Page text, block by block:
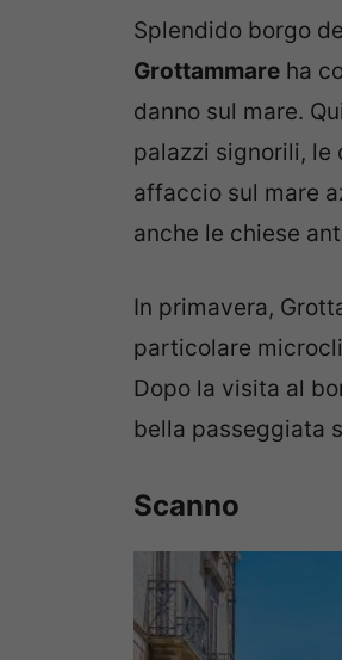
Splendido borgo
Grottammare ha
danno sul mare.
palazzi signorili, le
affaccio sul mare
anche le chiese
In primavera,
particolare
Dopo la visita al
bella passeggiata
Scanno